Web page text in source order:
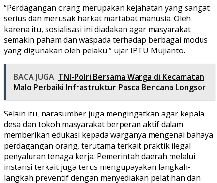
“Perdagangan orang merupakan kejahatan yang sangat
serius dan merusak harkat martabat manusia. Oleh
karena itu, sosialisasi ini diadakan agar masyarakat
semakin paham dan waspada terhadap berbagai modus
yang digunakan oleh pelaku,” ujar IPTU Mujianto.
BACA JUGA TNI-Polri Bersama Warga di Kecamatan
Malo Perbaiki Infrastruktur Pasca Bencana Longsor
Selain itu, narasumber juga mengingatkan agar kepala
desa dan tokoh masyarakat berperan aktif dalam
memberikan edukasi kepada warganya mengenai bahaya
perdagangan orang, terutama terkait praktik ilegal
penyaluran tenaga kerja. Pemerintah daerah melalui
instansi terkait juga terus mengupayakan langkah-
langkah preventif dengan menyediakan pelatihan dan